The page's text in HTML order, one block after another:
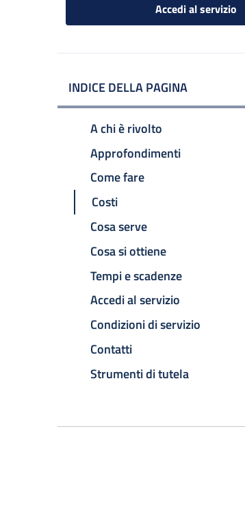
Accedi al servizio
INDICE DELLA PAGINA
A chi è rivolto
Approfondimenti
Come fare
Costi
Cosa serve
Cosa si ottiene
Tempi e scadenze
Accedi al servizio
Condizioni di servizio
Contatti
Strumenti di tutela